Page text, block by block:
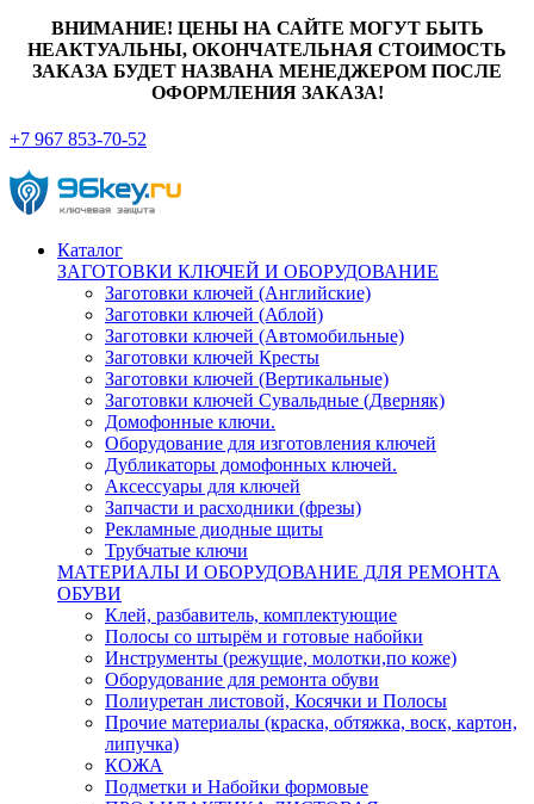
ВНИМАНИЕ! ЦЕНЫ НА САЙТЕ МОГУТ БЫТЬ
НЕАКТУАЛЬНЫ, ОКОНЧАТЕЛЬНАЯ СТОИМОСТЬ
ЗАКАЗА БУДЕТ НАЗВАНА МЕНЕДЖЕРОМ ПОСЛЕ
ОФОРМЛЕНИЯ ЗАКАЗА!
+7 967 853-70-52
Каталог
ЗАГОТОВКИ КЛЮЧЕЙ И ОБОРУДОВАНИЕ
Заготовки ключей (Английские)
Заготовки ключей (Аблой)
Заготовки ключей (Автомобильные)
Заготовки ключей Кресты
Заготовки ключей (Вертикальные)
Заготовки ключей Сувальдные (Дверняк)
Домофонные ключи.
Оборудование для изготовления ключей
Дубликаторы домофонных ключей.
Аксессуары для ключей
Запчасти и расходники (фрезы)
Рекламные диодные щиты
Трубчатые ключи
МАТЕРИАЛЫ И ОБОРУДОВАНИЕ ДЛЯ РЕМОНТА
ОБУВИ
Клей, разбавитель, комплектующие
Полосы со штырём и готовые набойки
Инструменты (режущие, молотки,по коже)
Оборудование для ремонта обуви
Полиуретан листовой, Косячки и Полосы
Прочие материалы (краска, обтяжка, воск, картон,
липучка)
КОЖА
Подметки и Набойки формовые